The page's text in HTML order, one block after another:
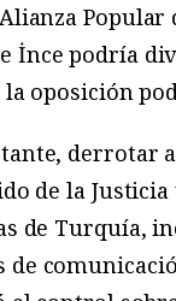
Popular
İnce podría
la oposición
derrotar
de la
de Turquía,
de